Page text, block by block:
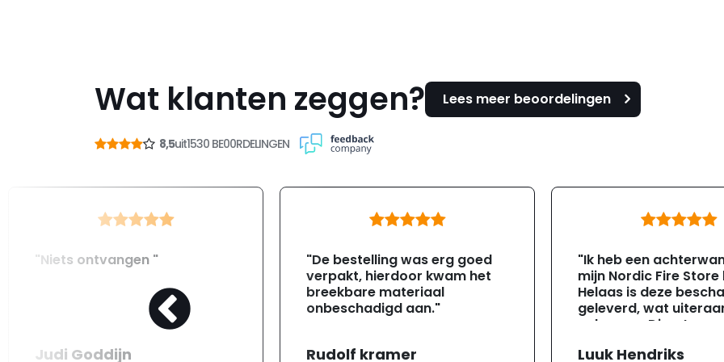
Wat klanten zeggen? Lees meer beoordelingen
8,5uit1530 BE00RDELINGEN
"Niets ontvangen "
Judi Goddijn
"De bestelling was erg goed
verpakt, hierdoor kwam het
breekbare materiaal
onbeschadigd aan."
Rudolf kramer
"Ik heb een
mijn Nordic Fire
Helaas is deze
geleverd, wat
gebeuren. Direct na
opgenomen met de
Luuk Hendriks